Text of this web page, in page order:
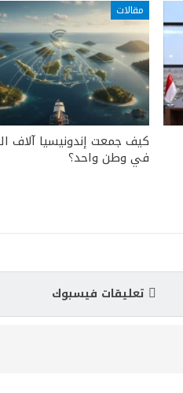
مقالات
كيف جمعت إندونيسيا آلاف
في وطن واحد؟
تعليقات فيسبوك